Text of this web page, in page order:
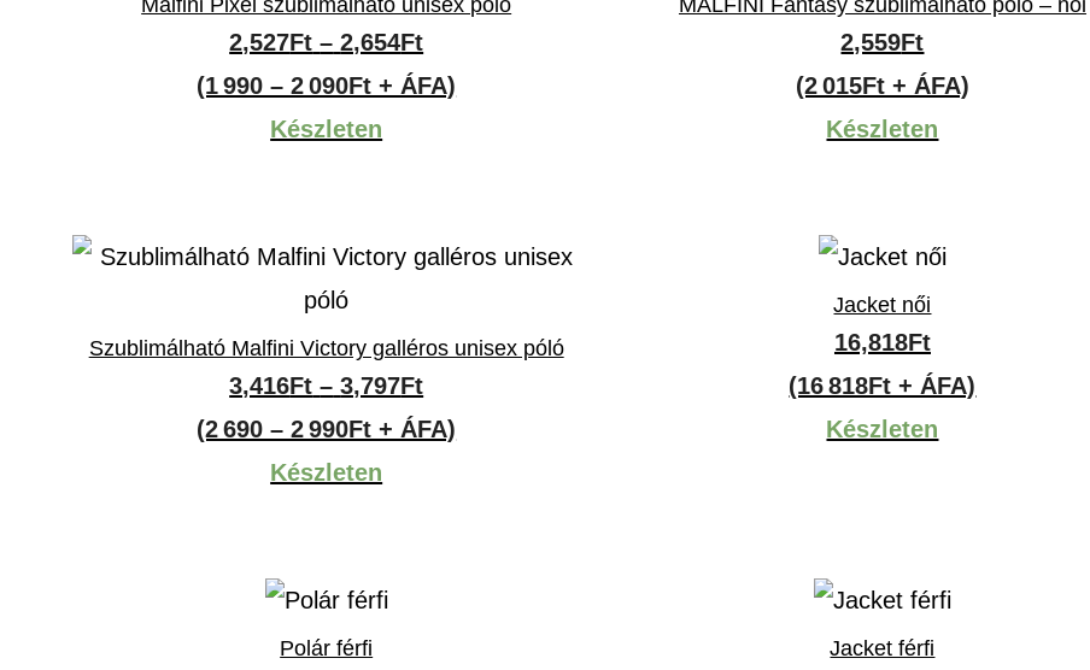
Malfini Pixel szublimálható unisex póló
2,527Ft – 2,654FtÁrtartomány:
2,527Ft
(1 990 – 2 090Ft + ÁFA)
Készleten
MALFINI Fantasy szublimálható póló – női
2,559Ft
(2 015Ft + ÁFA)
Készleten
Szublimálható Malfini Victory galléros unisex póló
3,416Ft – 3,797FtÁrtartomány:
3,416Ft
(2 690 – 2 990Ft + ÁFA)
Készleten
Jacket női
16,818Ft
(16 818Ft + ÁFA)
Készleten
Polár férfi Jacket férfi